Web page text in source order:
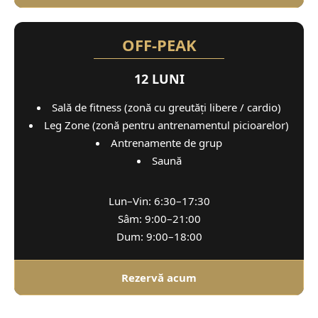
OFF-PEAK
12 LUNI
Sală de fitness (zonă cu greutăți libere / cardio)
Leg Zone (zonă pentru antrenamentul picioarelor)
Antrenamente de grup
Saună
Lun–Vin: 6:30–17:30
Sâm: 9:00–21:00
Dum: 9:00–18:00
Rezervă acum